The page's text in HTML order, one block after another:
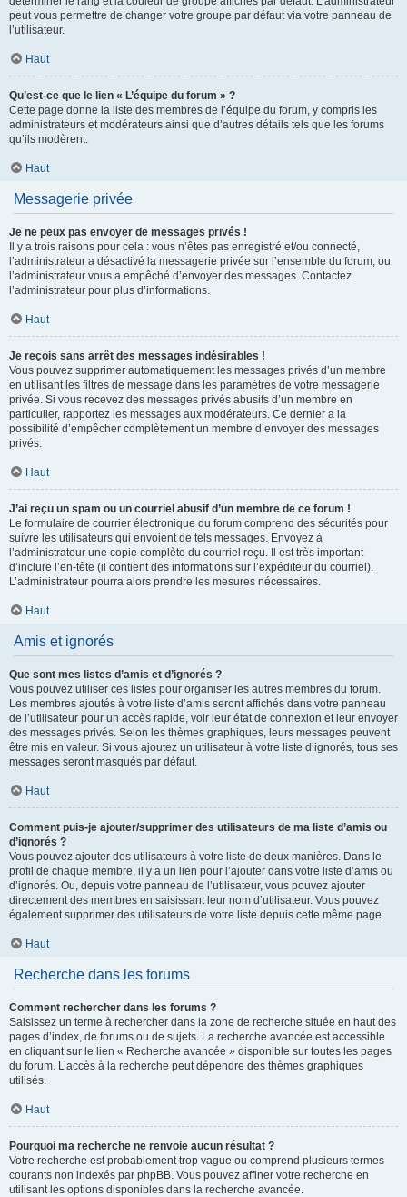
peut vous permettre de changer votre groupe par défaut via votre panneau de
l’utilisateur.
Haut
Qu’est-ce que le lien « L’équipe du forum » ?
Cette page donne la liste des membres de l’équipe du forum, y compris les
administrateurs et modérateurs ainsi que d’autres détails tels que les forums
qu’ils modèrent.
Haut
Messagerie privée
Je ne peux pas envoyer de messages privés !
Il y a trois raisons pour cela : vous n’êtes pas enregistré et/ou connecté,
l’administrateur a désactivé la messagerie privée sur l’ensemble du forum, ou
l’administrateur vous a empêché d’envoyer des messages. Contactez
l’administrateur pour plus d’informations.
Haut
Je reçois sans arrêt des messages indésirables !
Vous pouvez supprimer automatiquement les messages privés d’un membre
en utilisant les filtres de message dans les paramètres de votre messagerie
privée. Si vous recevez des messages privés abusifs d’un membre en
particulier, rapportez les messages aux modérateurs. Ce dernier a la
possibilité d’empêcher complètement un membre d’envoyer des messages
privés.
Haut
J’ai reçu un spam ou un courriel abusif d’un membre de ce forum !
Le formulaire de courrier électronique du forum comprend des sécurités pour
suivre les utilisateurs qui envoient de tels messages. Envoyez à
l’administrateur une copie complète du courriel reçu. Il est très important
d’inclure l’en-tête (il contient des informations sur l’expéditeur du courriel).
L’administrateur pourra alors prendre les mesures nécessaires.
Haut
Amis et ignorés
Que sont mes listes d’amis et d’ignorés ?
Vous pouvez utiliser ces listes pour organiser les autres membres du forum.
Les membres ajoutés à votre liste d’amis seront affichés dans votre panneau
de l’utilisateur pour un accès rapide, voir leur état de connexion et leur envoyer
des messages privés. Selon les thèmes graphiques, leurs messages peuvent
être mis en valeur. Si vous ajoutez un utilisateur à votre liste d’ignorés, tous ses
messages seront masqués par défaut.
Haut
Comment puis-je ajouter/supprimer des utilisateurs de ma liste d’amis ou
d’ignorés ?
Vous pouvez ajouter des utilisateurs à votre liste de deux manières. Dans le
profil de chaque membre, il y a un lien pour l’ajouter dans votre liste d’amis ou
d’ignorés. Ou, depuis votre panneau de l’utilisateur, vous pouvez ajouter
directement des membres en saisissant leur nom d’utilisateur. Vous pouvez
également supprimer des utilisateurs de votre liste depuis cette même page.
Haut
Recherche dans les forums
Comment rechercher dans les forums ?
Saisissez un terme à rechercher dans la zone de recherche située en haut des
pages d’index, de forums ou de sujets. La recherche avancée est accessible
en cliquant sur le lien « Recherche avancée » disponible sur toutes les pages
du forum. L’accès à la recherche peut dépendre des thèmes graphiques
utilisés.
Haut
Pourquoi ma recherche ne renvoie aucun résultat ?
Votre recherche est probablement trop vague ou comprend plusieurs termes
courants non indexés par phpBB. Vous pouvez affiner votre recherche en
utilisant les options disponibles dans la recherche avancée.